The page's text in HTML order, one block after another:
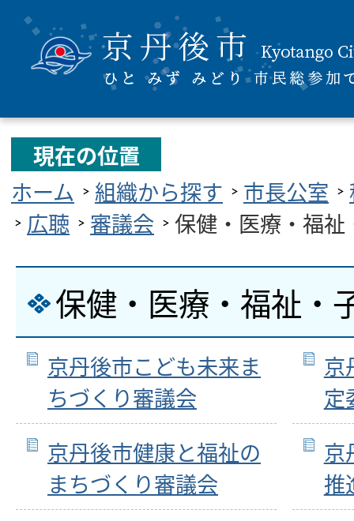
現在の位置
ホーム
組織から探す 市長公室
広聴
審議会 保健・医療・福祉
保健・医療・福祉・
京丹後市こども未来ま
ちづくり審議会
京
定
京丹後市健康と福祉の
まちづくり審議会
京
推